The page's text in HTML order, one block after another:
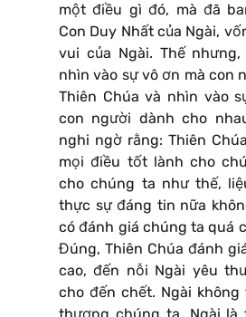
một điều gì đó, mà đã
Con Duy Nhất của Ngài,
vui của Ngài. Thế
nhìn vào sự vô ơn mà con
Thiên Chúa và nhìn vào
con người dành cho
nghi ngờ rằng: Thiên
mọi điều tốt lành cho
cho chúng ta như thế,
thực sự đáng tin nữa
có đánh giá chúng ta quá
Đúng, Thiên Chúa đánh
cao, đến nỗi Ngài yêu
cho đến chết. Ngài không